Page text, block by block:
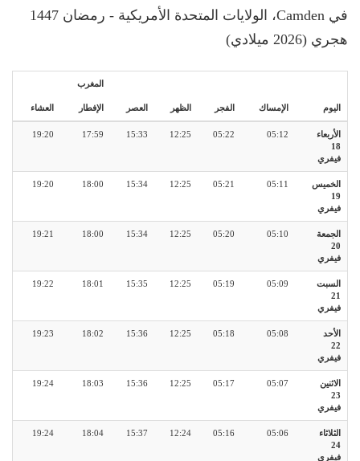
في Camden، الولايات المتحدة الأمريكية - رمضان 1447
هجري (2026 ميلادي)
اليوم الإمساك الفجر الظهر العصر
المغرب
الإفطار العشاء
الأربعاء
18
فيفري
05:12
05:22
12:25
15:33
17:59
19:20
الخميس
19
فيفري
05:11
05:21
12:25
15:34
18:00
19:20
الجمعة
20
فيفري
05:10
05:20
12:25
15:34
18:00
19:21
السبت
21
فيفري
05:09
05:19
12:25
15:35
18:01
19:22
الأحد
22
فيفري
05:08
05:18
12:25
15:36
18:02
19:23
الاثنين
23
فيفري
05:07
05:17
12:25
15:36
18:03
19:24
الثلاثاء
24
فيفري
05:06
05:16
12:24
15:37
18:04
19:24